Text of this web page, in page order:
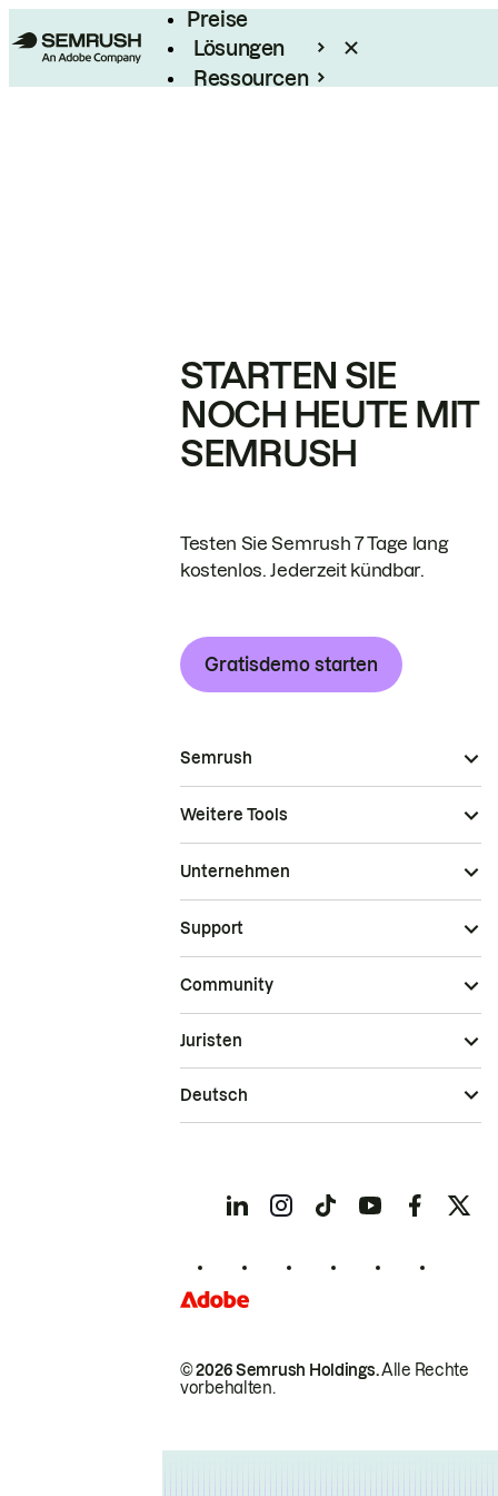
Preise
Lösungen
Ressourcen
STARTEN SIE
NOCH HEUTE MIT
SEMRUSH
Testen Sie Semrush 7 Tage lang
kostenlos. Jederzeit kündbar.
Gratisdemo starten
Semrush
Weitere Tools
Unternehmen
Support
Community
© 2026 Semrush Holdings.Alle Rechte
vorbehalten.
Juristen
Deutsch